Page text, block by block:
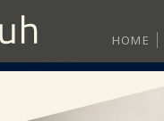
HOME